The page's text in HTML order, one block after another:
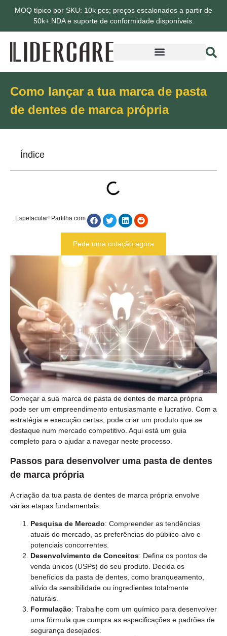
MOQ típico por SKU: 10k pcs; preços escalonados a partir de
50k+.NDA e suporte de conformidade disponíveis.
Como lançar a tua marca de pasta
de dentes de marca própria
Começar a sua marca de pasta de dentes de marca própria
pode ser um empreendimento entusiasmante e lucrativo. Com a
estratégia e execução certas, pode criar um produto que se
destaque num mercado competitivo. Aqui está um guia
completo para o ajudar a navegar neste processo.
Passos para desenvolver uma pasta de dentes
de marca própria
A criação da tua pasta de dentes de marca própria envolve
várias etapas fundamentais:
Pesquisa de Mercado: Compreender as tendências
atuais do mercado, as preferências do público-alvo e
potenciais concorrentes.
Desenvolvimento de Conceitos: Defina os pontos de
venda únicos (USPs) do seu produto. Decida os
benefícios da pasta de dentes, como branqueamento,
alívio da sensibilidade ou ingredientes totalmente
naturais.
Formulação: Trabalhe com um químico para desenvolver
uma fórmula que cumpra as especificações e padrões de
segurança desejados.
Índice
Espetacular! Partilha com:
Pede uma cotação agora